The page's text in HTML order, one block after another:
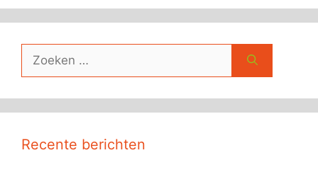
Zoek
Recente berichten